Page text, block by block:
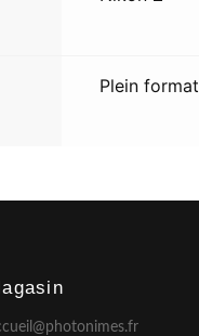
Plein format